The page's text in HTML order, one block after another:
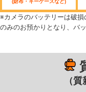
(財布・キーケースなど)
※カメラのバッテリーは破
のみのお預かりとなり、バ
（